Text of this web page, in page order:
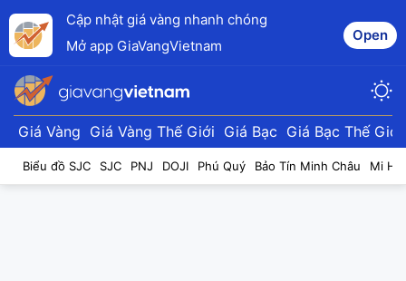
Cập nhật giá vàng nhanh chóng
Mở app GiaVangVietnam
Open
Giá Vàng Giá Vàng Thế Giới Giá Bạc Giá Bạc Thế Giới
Biểu đồ SJC SJC PNJ DOJI Phú Quý Bảo Tín Minh Châu Mi